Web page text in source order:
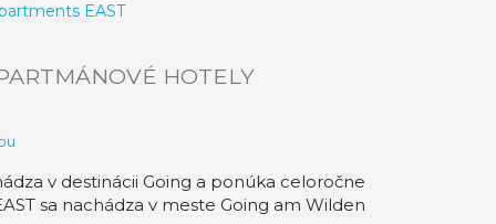
EAST
HOTELY
v destinácii Going a ponúka celoročne
sa nachádza v meste Going am Wilden